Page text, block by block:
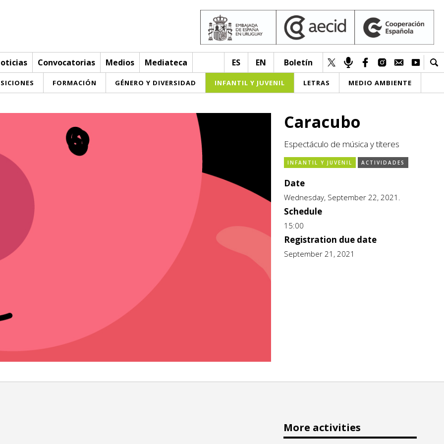
Convocatorias Medios Mediateca ES EN Boletín
FORMACIÓN GÉNERO Y DIVERSIDAD INFANTIL Y JUVENIL LETRAS MEDIO AMBIENTE
Caracubo
Espectáculo de música y títeres
INFANTIL Y JUVENIL ACTIVIDADES
Date
Wednesday, September 22, 2021.
Schedule
15:00
Registration due date
September 21, 2021
More activities